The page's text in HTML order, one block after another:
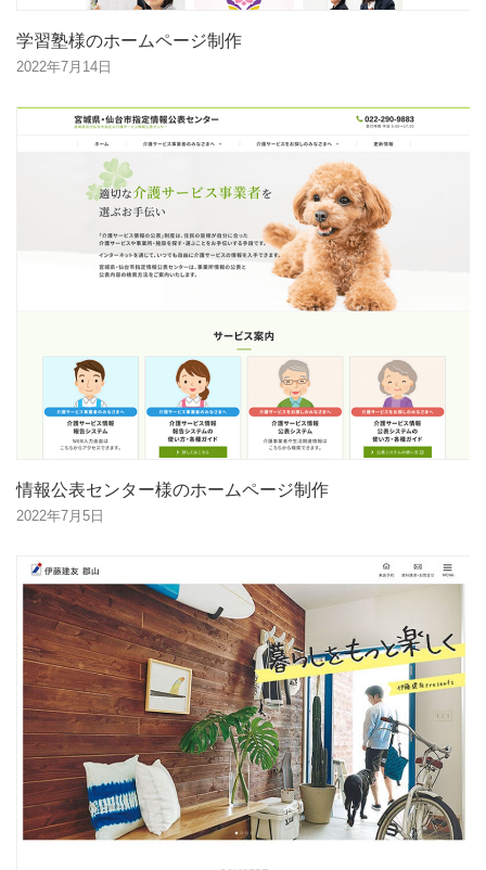
学習塾様のホームページ制作
2022年7月14日
情報公表センター様のホームページ制作
2022年7月5日